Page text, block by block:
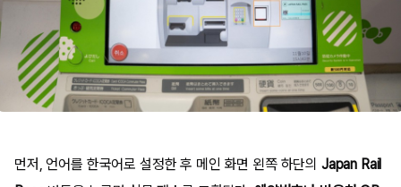
먼저, 언어를 한국어로 설정한 후 메인 화면 왼쪽 하단의 Japan Rail